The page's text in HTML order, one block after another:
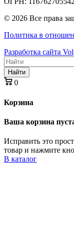
© 2026 Все права
Политика в
Разработка сайта
Найти
0
Корзина
Ваша корзина
Исправить это
товар и нажмите
В каталог